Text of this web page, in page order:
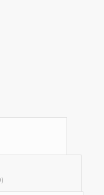
						Valoraciones (0)